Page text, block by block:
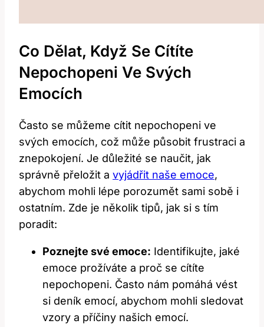
Co Dělat, Když Se Cítíte
Nepochopeni Ve Svých
Emocích
Často se můžeme cítit nepochopeni ve
svých emocích, což může působit frustraci a
znepokojení. Je důležité se naučit, jak
správně přeložit a vyjádřit naše emoce,
abychom mohli lépe porozumět sami sobě i
ostatním. Zde je několik tipů, jak si s tím
poradit:
Poznejte své emoce: Identifikujte, jaké
emoce prožíváte a proč se cítíte
nepochopeni. Často nám pomáhá vést
si deník emocí, abychom mohli sledovat
vzory a příčiny našich emocí.